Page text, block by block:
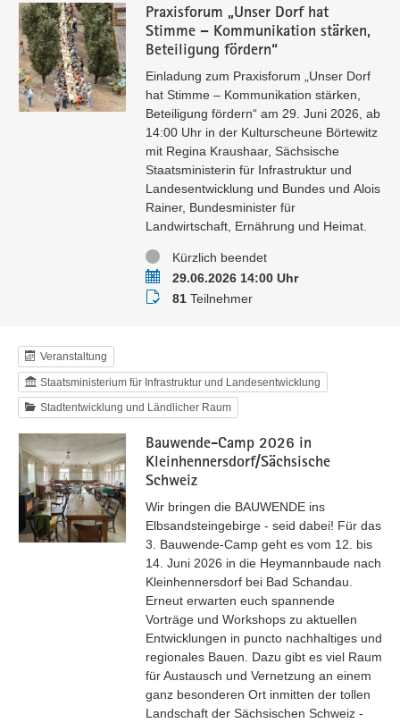
Praxisforum „Unser Dorf hat
Stimme – Kommunikation stärken,
Beteiligung fördern“
Einladung zum Praxisforum „Unser Dorf
hat Stimme – Kommunikation stärken,
Beteiligung fördern“ am 29. Juni 2026, ab
14:00 Uhr in der Kulturscheune Börtewitz
mit Regina Kraushaar, Sächsische
Staatsministerin für Infrastruktur und
Landesentwicklung und Bundes und Alois
Rainer, Bundesminister für
Landwirtschaft, Ernährung und Heimat.
StatusKürzlich beendet
Termin29.06.2026 14:00 Uhr
Teilnehmer
81Teilnehmer
Veranstaltung
Staatsministerium für Infrastruktur und Landesentwicklung
Stadtentwicklung und Ländlicher Raum
Bauwende-Camp 2026 in
Kleinhennersdorf/Sächsische
Schweiz
Wir bringen die BAUWENDE ins
Elbsandsteingebirge - seid dabei! Für das
3. Bauwende-Camp geht es vom 12. bis
14. Juni 2026 in die Heymannbaude nach
Kleinhennersdorf bei Bad Schandau.
Erneut erwarten euch spannende
Vorträge und Workshops zu aktuellen
Entwicklungen in puncto nachhaltiges und
regionales Bauen. Dazu gibt es viel Raum
für Austausch und Vernetzung an einem
ganz besonderen Ort inmitten der tollen
Landschaft der Sächsischen Schweiz -